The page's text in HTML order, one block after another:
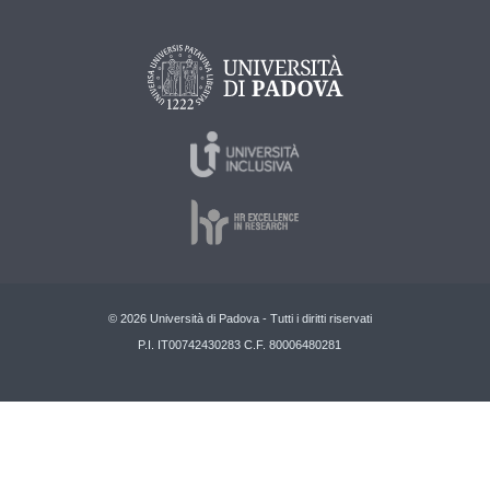
© 2026 Università di Padova - Tutti i diritti riservati
P.I. IT00742430283 C.F. 80006480281